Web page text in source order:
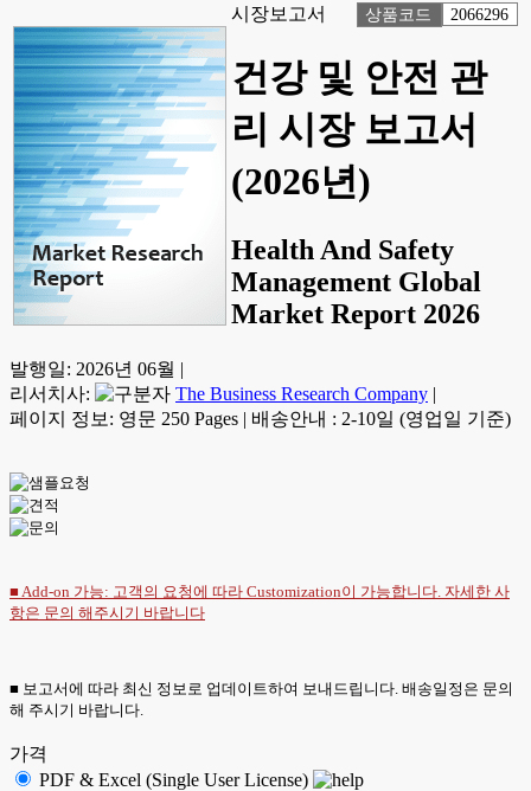
시장보고서
상품코드 2066296
건강 및 안전 관
리 시장 보고서
(2026년)
Health And Safety
Management Global
Market Report 2026
발행일: 2026년 06월 |
리서치사:
The Business Research Company |
페이지 정보: 영문 250 Pages | 배송안내 : 2-10일 (영업일 기준)
■ Add-on 가능: 고객의 요청에 따라 Customization이 가능합니다. 자세한 사
항은 문의 해주시기 바랍니다
■ 보고서에 따라 최신 정보로 업데이트하여 보내드립니다. 배송일정은 문의
해 주시기 바랍니다.
가격
PDF & Excel (Single User License)